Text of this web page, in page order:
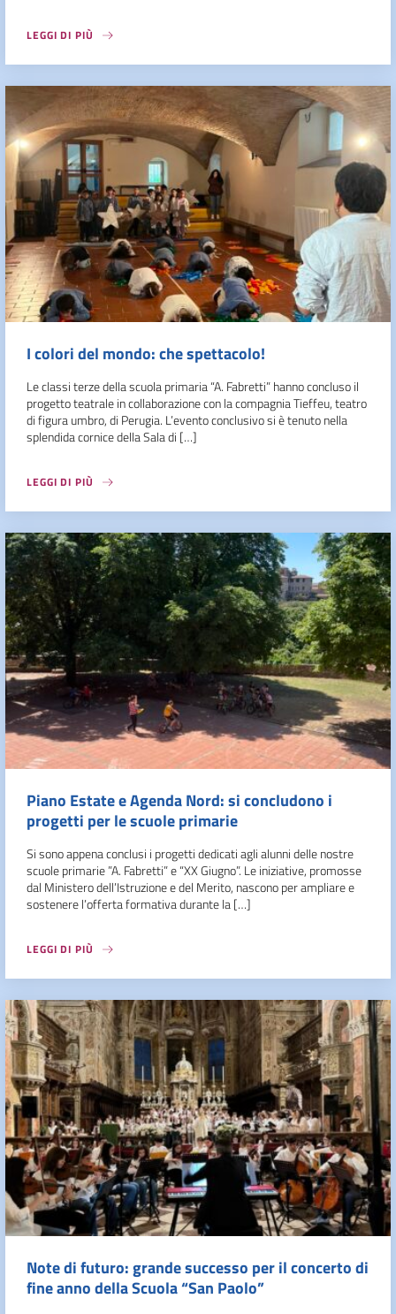
LEGGI DI PIÙ
I colori del mondo: che spettacolo!
Le classi terze della scuola primaria “A. Fabretti” hanno concluso il
progetto teatrale in collaborazione con la compagnia Tieffeu, teatro
di figura umbro, di Perugia. L’evento conclusivo si è tenuto nella
splendida cornice della Sala di […]
LEGGI DI PIÙ
Piano Estate e Agenda Nord: si concludono i
progetti per le scuole primarie
Si sono appena conclusi i progetti dedicati agli alunni delle nostre
scuole primarie ”A. Fabretti” e “XX Giugno”. Le iniziative, promosse
dal Ministero dell’Istruzione e del Merito, nascono per ampliare e
sostenere l’offerta formativa durante la […]
LEGGI DI PIÙ
Note di futuro: grande successo per il concerto di
fine anno della Scuola “San Paolo”